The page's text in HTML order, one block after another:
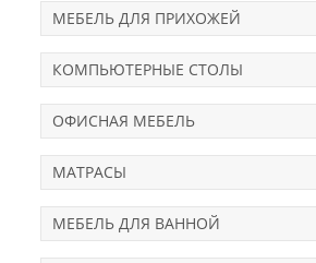
МЕБЕЛЬ ДЛЯ ПРИХОЖЕЙ
КОМПЬЮТЕРНЫЕ СТОЛЫ
ОФИСНАЯ МЕБЕЛЬ
МАТРАСЫ
МЕБЕЛЬ ДЛЯ ВАННОЙ